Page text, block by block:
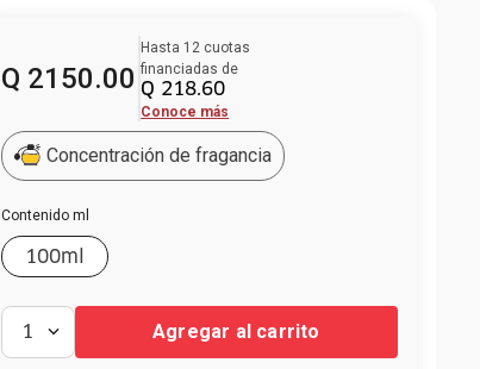
Q 2150.00
Hasta 12 cuotas
financiadas de
Q 218.60
Conoce más
Concentración de fragancia
Contenido ml
100ml
1 Agregar al carrito